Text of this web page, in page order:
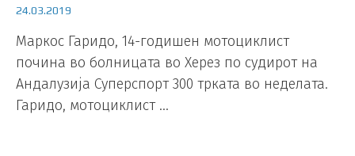
24.03.2019
Маркос Гаридо, 14-годишен мотоциклист
почина во болницата во Херез по судирот на
Андалузија Суперспорт 300 трката во неделата.
Гаридо, мотоциклист …